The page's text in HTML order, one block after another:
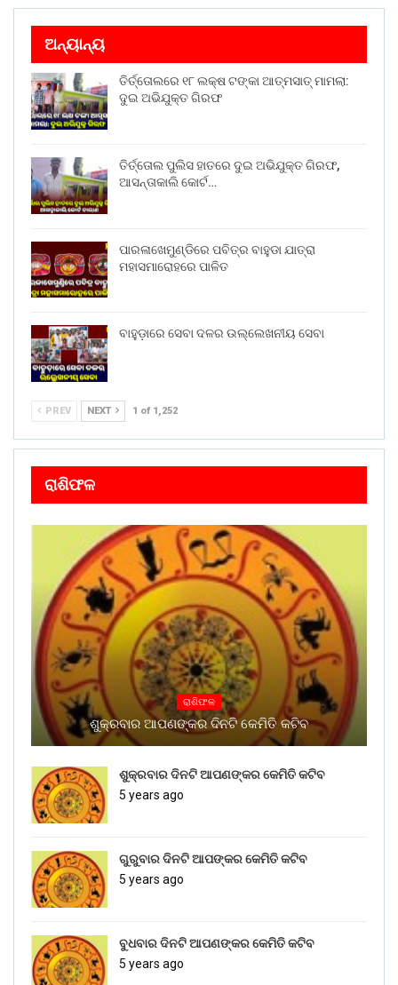
ଅନ୍ୟାନ୍ୟ
ତିର୍ତ୍ତୋଲରେ ୧୮ ଲକ୍ଷ ଟଙ୍କା ଆତ୍ମସାତ୍ ମାମଲା:
ଦୁଇ ଅଭିଯୁକ୍ତ ଗିରଫ
ତିର୍ତ୍ତୋଲ ପୁଲିସ ହାତରେ ଦୁଇ ଅଭିଯୁକ୍ତ ଗିରଫ,
ଆସନ୍ତାକାଲି କୋର୍ଟ…
ପାରଳାଖେମୁଣ୍ଡିରେ ପବିତ୍ର ବାହୁଡା ଯାତ୍ରା
ମହାସମାରୋହରେ ପାଳିତ
ବାହୁଡ଼ାରେ ସେବା ଦଳର ଉଲ୍ଲେଖନୀୟ ସେବା
PREV NEXT 1 of 1,252
ରାଶିଫଳ
ରାଶିଫଳ
ଶୁକ୍ରବାର ଆପଣଙ୍କର ଦିନଟି କେମିତି କଟିବ
ଶୁକ୍ରବାର ଦିନଟି ଆପଣଙ୍କର କେମିତି କଟିବ
5 years ago
ଗୁରୁବାର ଦିନଟି ଆପଙ୍କର କେମିତି କଟିବ
5 years ago
ବୁଧବାର ଦିନଟି ଆପଣଙ୍କର କେମିତି କଟିବ
5 years ago